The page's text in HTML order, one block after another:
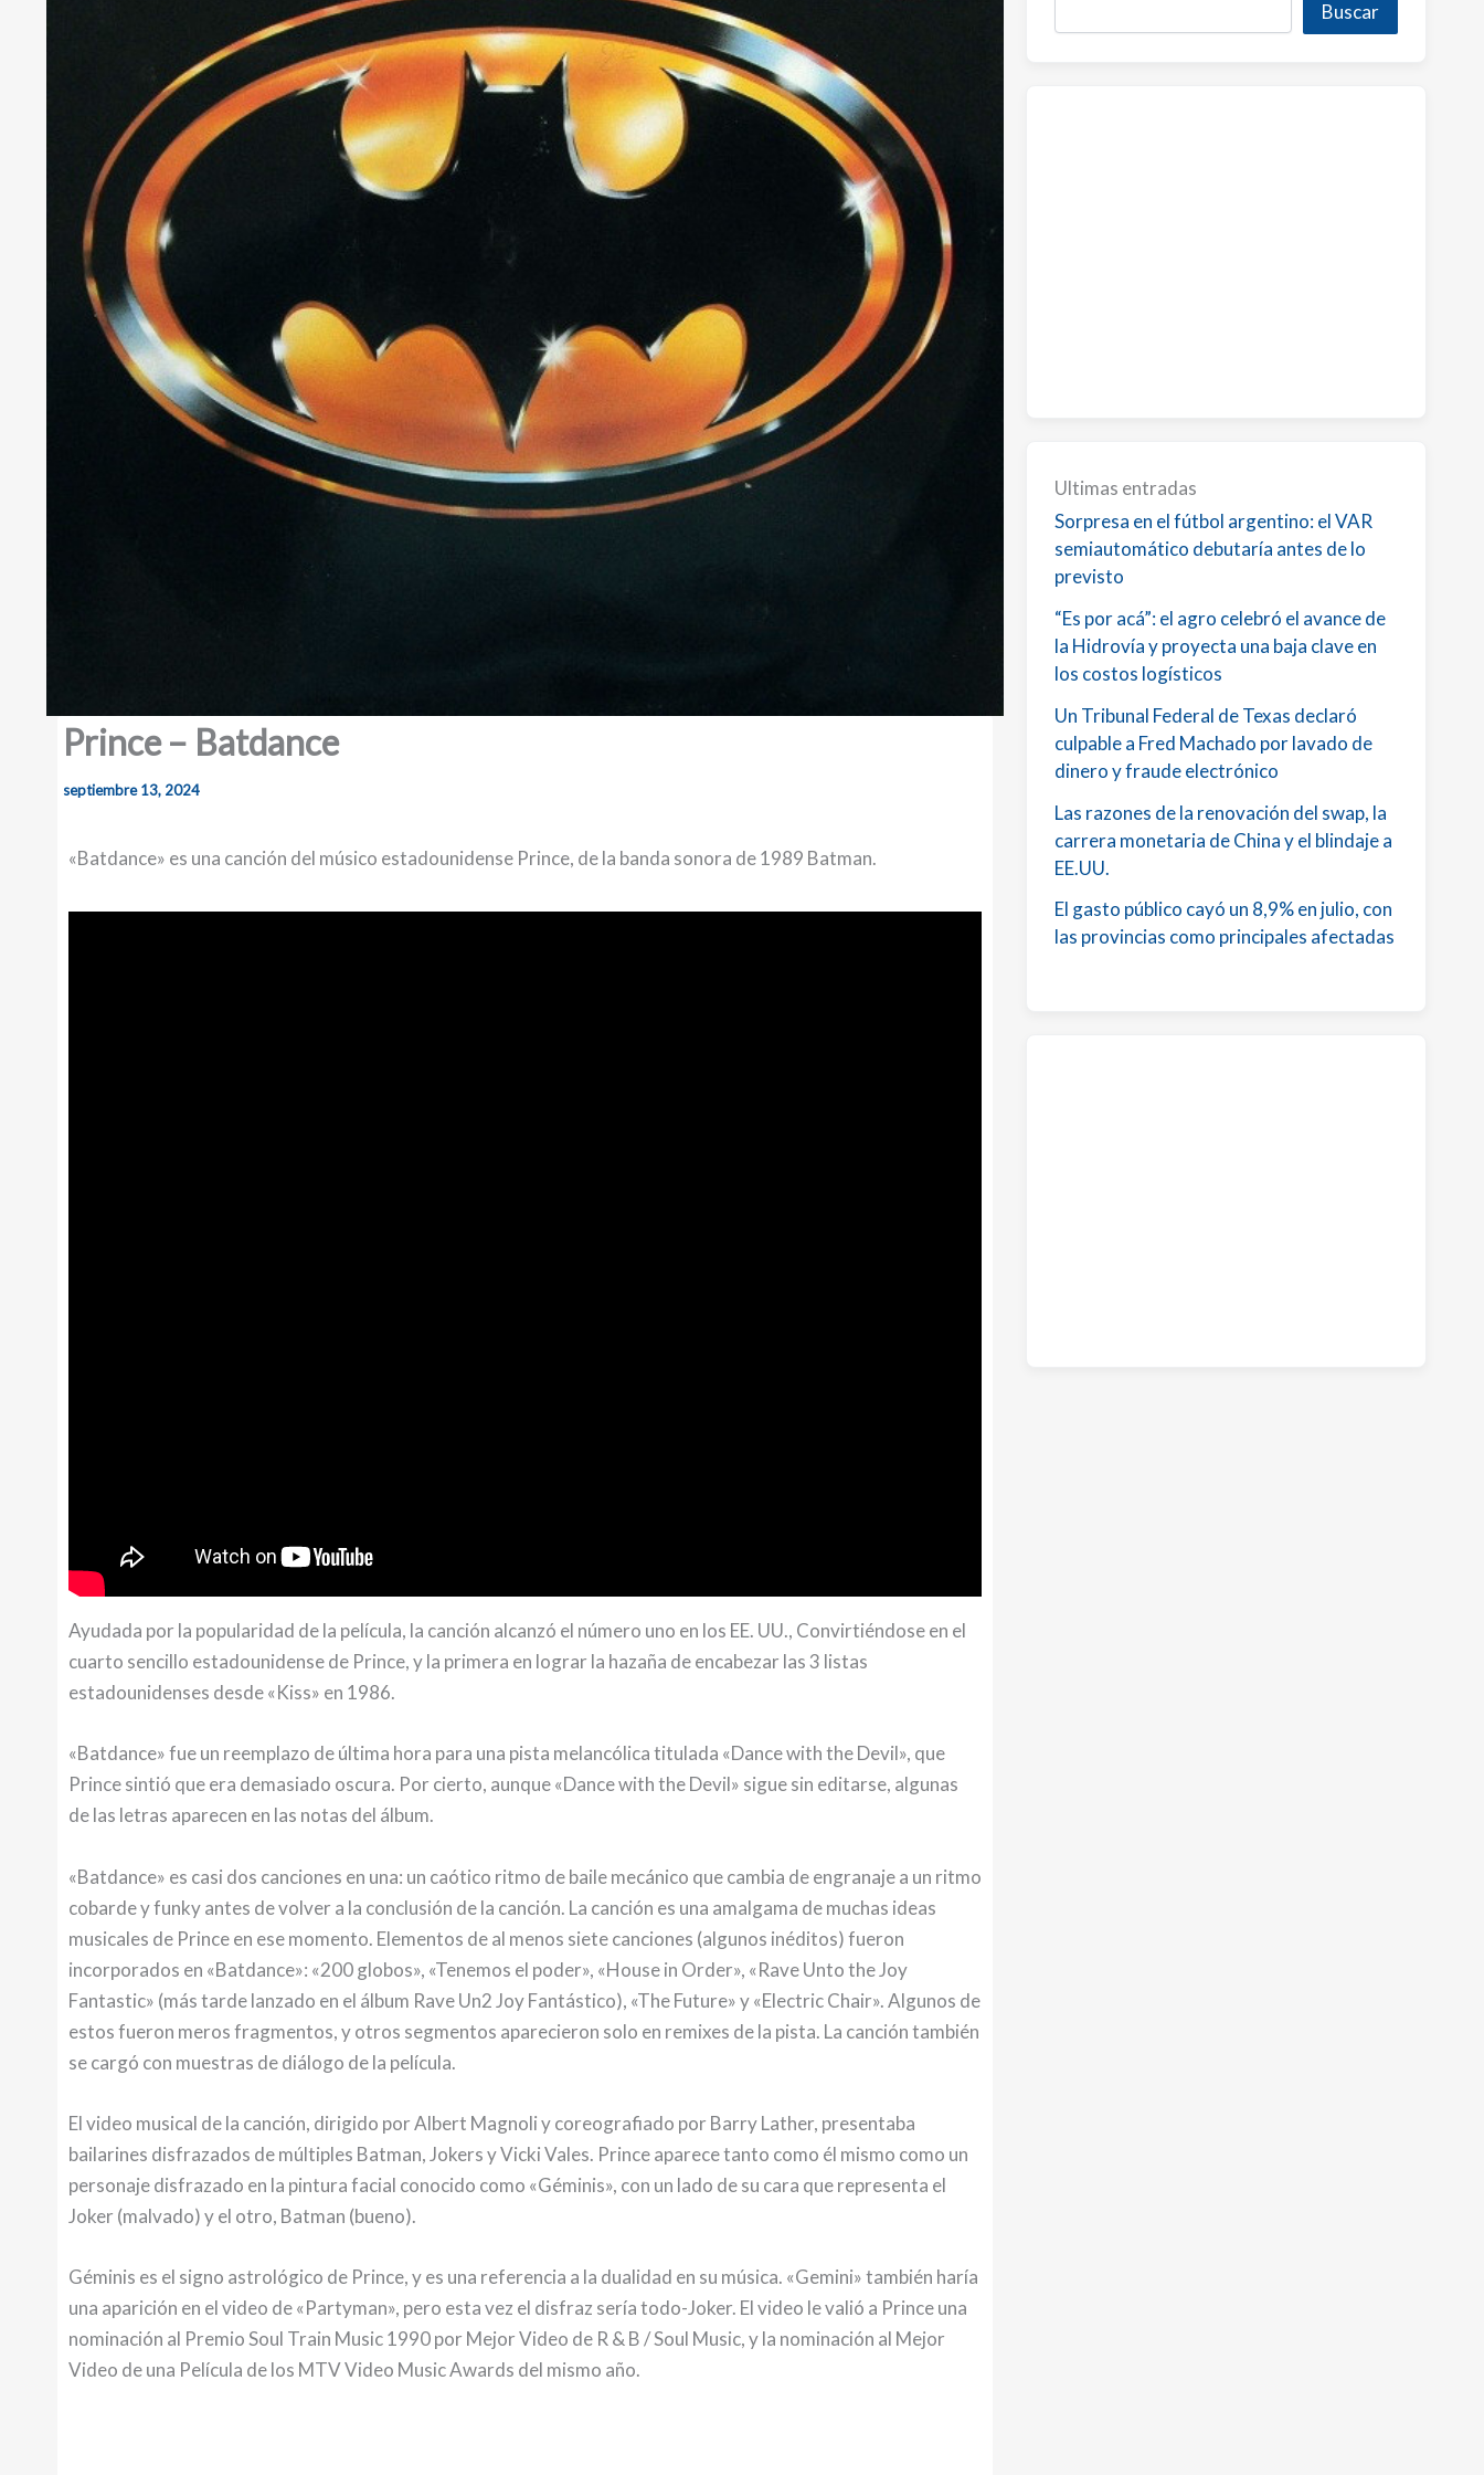
Prince – Batdance
septiembre 13, 2024
«Batdance» es una canción del músico estadounidense Prince, de la banda sonora de 1989 Batman.
Ayudada por la popularidad de la película, la canción alcanzó el número uno en los EE. UU., Convirtiéndose en el
cuarto sencillo estadounidense de Prince, y la primera en lograr la hazaña de encabezar las 3 listas
estadounidenses desde «Kiss» en 1986.
«Batdance» fue un reemplazo de última hora para una pista melancólica titulada «Dance with the Devil», que
Prince sintió que era demasiado oscura. Por cierto, aunque «Dance with the Devil» sigue sin editarse, algunas
de las letras aparecen en las notas del álbum.
«Batdance» es casi dos canciones en una: un caótico ritmo de baile mecánico que cambia de engranaje a un ritmo
cobarde y funky antes de volver a la conclusión de la canción. La canción es una amalgama de muchas ideas
musicales de Prince en ese momento. Elementos de al menos siete canciones (algunos inéditos) fueron
incorporados en «Batdance»: «200 globos», «Tenemos el poder», «House in Order», «Rave Unto the Joy
Fantastic» (más tarde lanzado en el álbum Rave Un2 Joy Fantástico), «The Future» y «Electric Chair». Algunos de
estos fueron meros fragmentos, y otros segmentos aparecieron solo en remixes de la pista. La canción también
se cargó con muestras de diálogo de la película.
El video musical de la canción, dirigido por Albert Magnoli y coreografiado por Barry Lather, presentaba
bailarines disfrazados de múltiples Batman, Jokers y Vicki Vales. Prince aparece tanto como él mismo como un
personaje disfrazado en la pintura facial conocido como «Géminis», con un lado de su cara que representa el
Joker (malvado) y el otro, Batman (bueno).
Géminis es el signo astrológico de Prince, y es una referencia a la dualidad en su música. «Gemini» también haría
una aparición en el video de «Partyman», pero esta vez el disfraz sería todo-Joker. El video le valió a Prince una
nominación al Premio Soul Train Music 1990 por Mejor Video de R & B / Soul Music, y la nominación al Mejor
Video de una Película de los MTV Video Music Awards del mismo año.
Buscar
Ultimas entradas
Sorpresa en el fútbol argentino: el VAR
semiautomático debutaría antes de lo
previsto
“Es por acá”: el agro celebró el avance de
la Hidrovía y proyecta una baja clave en
los costos logísticos
Un Tribunal Federal de Texas declaró
culpable a Fred Machado por lavado de
dinero y fraude electrónico
Las razones de la renovación del swap, la
carrera monetaria de China y el blindaje a
EE.UU.
El gasto público cayó un 8,9% en julio, con
las provincias como principales afectadas